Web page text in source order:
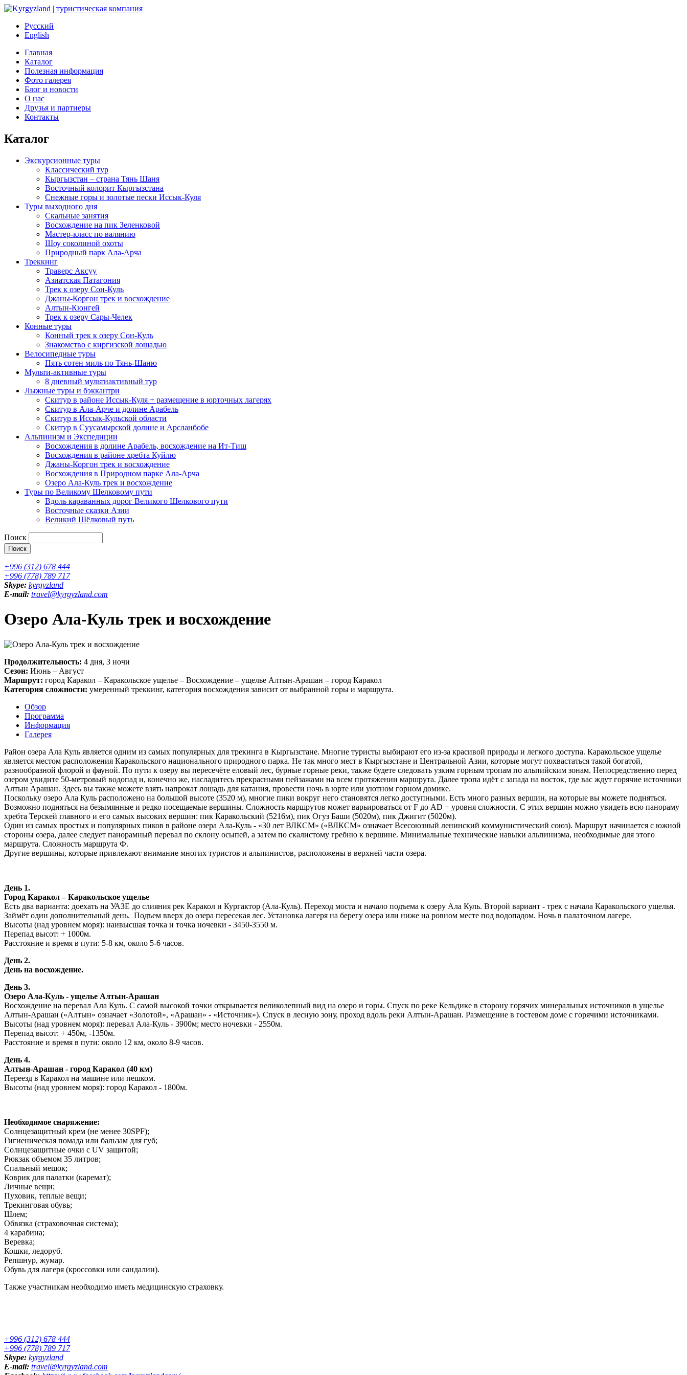
Русский
English
Главная
Каталог
Полезная информация
Фото галерея
Блог и новости
О нас
Друзья и партнеры
Контакты
Каталог
Экскурсионные туры
Классический тур
Кыргызстан – страна Тянь Шаня
Восточный колорит Кыргызстана
Снежные горы и золотые пески Иссык-Куля
Туры выходного дня
Скальные занятия
Восхождение на пик Зеленковой
Мастер-класс по валянию
Шоу соколиной охоты
Природный парк Ала-Арча
Треккинг
Траверс Аксуу
Азиатская Патагония
Трек к озеру Сон-Куль
Джаны-Коргон трек и восхождение
Алтын-Кюнгей
Трек к озеру Сары-Челек
Конные туры
Конный трек к озеру Сон-Куль
Знакомство с киргизской лошадью
Велосипедные туры
Пять сотен миль по Тянь-Шаню
Мульти-активные туры
8 дневный мультиактивный тур
Лыжные туры и бэккантри
Скитур в районе Иссык-Куля + размещение в юрточных лагерях
Скитур в Ала-Арче и долине Арабель
Скитур в Иссык-Кульской области
Скитур в Суусамырской долине и Арсланбобе
Альпинизм и Экспедиции
Восхождения в долине Арабель, восхождение на Ит-Тиш
Восхождения в районе хребта Куйлю
Джаны-Коргон трек и восхождение
Восхождения в Природном парке Ала-Арча
Озеро Ала-Куль трек и восхождение
Туры по Великому Шелковому пути
Вдоль караванных дорог Великого Шелкового пути
Восточные сказки Азии
Великий Шёлковый путь
Поиск
+996 (312) 678 444
+996 (778) 789 717
Skype: kyrgyzland
E-mail: travel@kyrgyzland.com
Озеро Ала-Куль трек и восхождение
Продолжительность: 4 дня, 3 ночи
Сезон: Июнь – Август
Маршрут: город Каракол – Каракольское ущелье – Восхождение – ущелье Алтын-Арашан – город Каракол
Категория сложности: умеренный треккинг, категория восхождения зависит от выбранной горы и маршрута.
Обзор
Программа
Информация
Галерея
Район озера Ала Куль является одним из самых популярных для трекинга в Кыргызстане. Многие туристы выбирают его из-за красивой природы и легкого доступа. Каракольское ущелье
является местом расположения Каракольского национального природного парка. Не так много мест в Кыргызстане и Центральной Азии, которые могут похвастаться такой богатой,
разнообразной флорой и фауной. По пути к озеру вы пересечёте еловый лес, бурные горные реки, также будете следовать узким горным тропам по альпийским зонам. Непосредственно перед
озером увидите 50-метровый водопад и, конечно же, насладитесь прекрасными пейзажами на всем протяжении маршрута. Далее тропа идёт с запада на восток, где вас ждут горячие источники
Алтын Арашан. Здесь вы также можете взять напрокат лошадь для катания, провести ночь в юрте или уютном горном домике.
Поскольку озеро Ала Куль расположено на большой высоте (3520 м), многие пики вокруг него становятся легко доступными. Есть много разных вершин, на которые вы можете подняться.
Возможно подняться на безымянные и редко посещаемые вершины. Сложность маршрутов может варьироваться от F до AD + уровня сложности. С этих вершин можно увидеть всю панораму
хребта Терскей главного и его самых высоких вершин: пик Каракольский (5216м), пик Огуз Баши (5020м), пик Джигит (5020м).
Один из самых простых и популярных пиков в районе озера Ала-Куль - «30 лет ВЛКСМ» («ВЛКСМ» означает Всесоюзный ленинский коммунистический союз). Маршрут начинается с южной
стороны озера, далее следует панорамный перевал по склону осыпей, а затем по скалистому гребню к вершине. Минимальные технические навыки альпинизма, необходимые для этого
маршрута. Сложность маршрута Ф.
Другие вершины, которые привлекают внимание многих туристов и альпинистов, расположены в верхней части озера.
День 1.
Город Каракол – Каракольское ущелье
Есть два варианта: доехать на УАЗЕ до слияния рек Каракол и Кургактор (Ала-Куль). Переход моста и начало подъема к озеру Ала Куль. Второй вариант - трек с начала Каракольского ущелья.
Займёт один дополнительный день. Подъем вверх до озера пересекая лес. Установка лагеря на берегу озера или ниже на ровном месте под водопадом. Ночь в палаточном лагере.
Высоты (над уровнем моря): наивысшая точка и точка ночевки - 3450-3550 м.
Перепад высот: + 1000м.
Расстояние и время в пути: 5-8 км, около 5-6 часов.
День 2.
День на восхождение.
День 3.
Озеро Ала-Куль - ущелье Алтын-Арашан
Восхождение на перевал Ала Куль. С самой высокой точки открывается великолепный вид на озеро и горы. Спуск по реке Кельдике в сторону горячих минеральных источников в ущелье
Алтын-Арашан («Алтын» означает «Золотой», «Арашан» - «Источник»). Спуск в лесную зону, проход вдоль реки Алтын-Арашан. Размещение в гостевом доме с горячими источниками.
Высоты (над уровнем моря): перевал Ала-Куль - 3900м; место ночевки - 2550м.
Перепад высот: + 450м, -1350м.
Расстояние и время в пути: около 12 км, около 8-9 часов.
День 4.
Алтын-Арашан - город Каракол (40 км)
Переезд в Каракол на машине или пешком.
Высоты (над уровнем моря): город Каракол - 1800м.
Необходимое снаряжение:
Солнцезащитный крем (не менее 30SPF);
Гигиеническая помада или бальзам для губ;
Солнцезащитные очки с UV защитой;
Рюкзак объемом 35 литров;
Спальный мешок;
Коврик для палатки (каремат);
Личные вещи;
Пуховик, теплые вещи;
Трекинговая обувь;
Шлем;
Обвязка (страховочная система);
4 карабина;
Веревка;
Кошки, ледоруб.
Репшнур, жумар.
Обувь для лагеря (кроссовки или сандалии).
Также участникам необходимо иметь медицинскую страховку.
+996 (312) 678 444
+996 (778) 789 717
Skype: kyrgyzland
E-mail: travel@kyrgyzland.com